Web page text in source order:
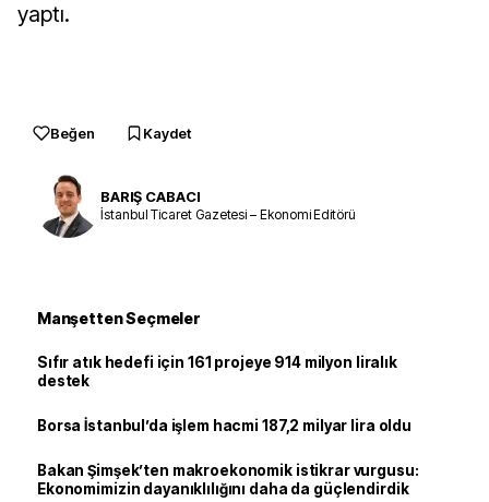
yaptı.
Beğen Kaydet
BARIŞ CABACI
İstanbul Ticaret Gazetesi – Ekonomi Editörü
Manşetten Seçmeler
Sıfır atık hedefi için 161 projeye 914 milyon liralık
destek
Borsa İstanbul’da işlem hacmi 187,2 milyar lira oldu
Bakan Şimşek’ten makroekonomik istikrar vurgusu:
Ekonomimizin dayanıklılığını daha da güçlendirdik